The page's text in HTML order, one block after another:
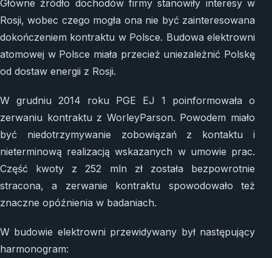
Główne źródło dochodów firmy stanowiły interesy w
Rosji, wobec czego mogła ona nie być zainteresowana
dokończeniem kontraktu w Polsce. Budowa elektrowni
atomowej w Polsce miała przecież uniezależnić Polskę
od dostaw energii z Rosji.
W grudniu 2014 roku PGE EJ 1 poinformowała o
zerwaniu kontraktu z WorleyParson. Powodem miało
być niedotrzymywanie zobowiązań z kontaktu i
nieterminową realizacją wskazanych w umowie prac.
Część kwoty z 252 mln zł została bezpowrotnie
stracona, a zerwanie kontraktu spowodowało też
znaczne opóźnienia w badaniach.
W budowie elektrowni przewidywany był następujący
harmonogram: